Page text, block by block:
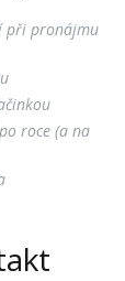
při pronájmu
roce (a na